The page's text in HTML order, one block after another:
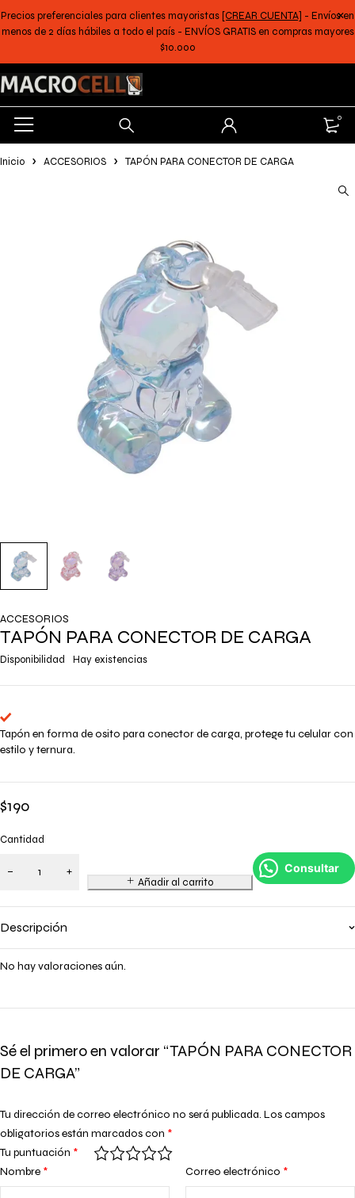
Precios preferenciales para clientes mayoristas [CREAR CUENTA] - Envíos en
menos de 2 días hábiles a todo el país - ENVÍOS GRATIS en compras mayores
$10.000
0
Inicio ACCESORIOS TAPÓN PARA CONECTOR DE CARGA
ACCESORIOS
TAPÓN PARA CONECTOR DE CARGA
Disponibilidad Hay existencias
Tapón en forma de osito para conector de carga, protege tu celular con
estilo y ternura.
$190
Cantidad
Añadir al carrito
Consultar
Descripción
No hay valoraciones aún.
Sé el primero en valorar “TAPÓN PARA CONECTOR
DE CARGA”
Tu dirección de correo electrónico no será publicada. Los campos
obligatorios están marcados con *
Tu puntuación *
Nombre * Correo electrónico *